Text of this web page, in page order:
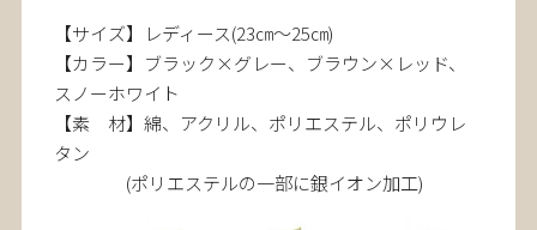
【サイズ】レディース(23㎝～25㎝)
【カラー】ブラック×グレー、ブラウン×レッド、
スノーホワイト
【素 材】綿、アクリル、ポリエステル、ポリウレ
タン
(ポリエステルの一部に銀イオン加工)